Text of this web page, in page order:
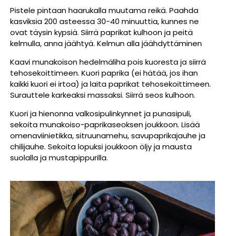
Pistele pintaan haarukalla muutama reikä. Paahda
kasviksia 200 asteessa 30-40 minuuttia,kunnes ne
ovat täysin kypsiä. Siirrä paprikat kulhoon ja peitä
kelmulla, anna jäähtyä. Kelmunalla jäähdyttäminen
Kaavi munakoison hedelmäliha pois kuoresta ja siirrä
tehosekoittimeen. Kuori paprika (eihätää, jos ihan
kaikki kuori ei irtoa) ja laita paprikat tehosekoittimeen.
Surauttele karkeaksimassaksi. Siirrä seos kulhoon.
Kuori ja hienonna valkosipulinkynnet ja punasipuli,
sekoita munakoiso-paprikaseoksenjoukkoon. Lisää
omenaviinietikka, sitruunamehu, savupaprikajauhe ja
chilijauhe. Sekoitalopuksi joukkoon öljy ja mausta
suolalla ja mustapippurilla.